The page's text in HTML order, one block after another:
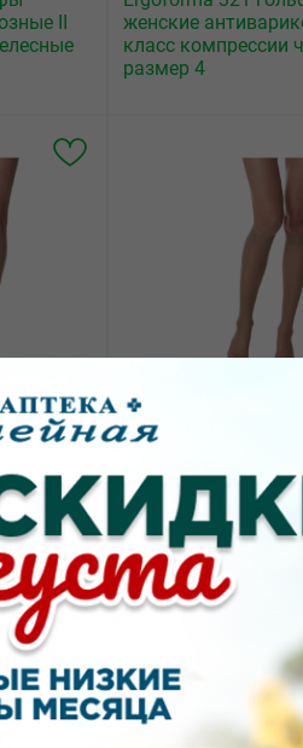
II
женские
класс компрессии
размер 4
II
1043.00
Ergoforma 321
женские
класс компрессии
размер 6